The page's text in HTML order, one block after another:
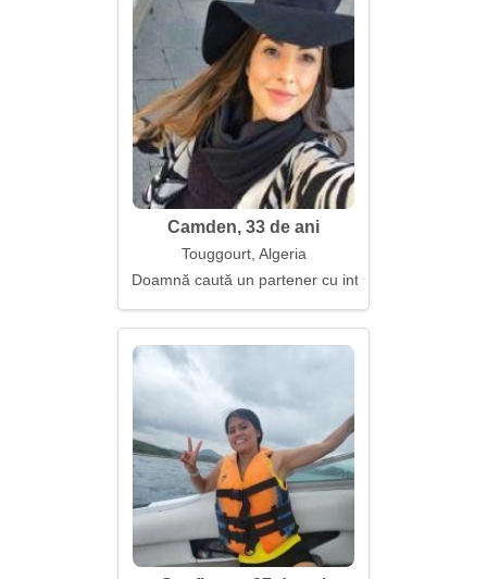
Camden, 33 de ani
Touggourt, Algeria
Doamnă caută un partener cu intenții sincere